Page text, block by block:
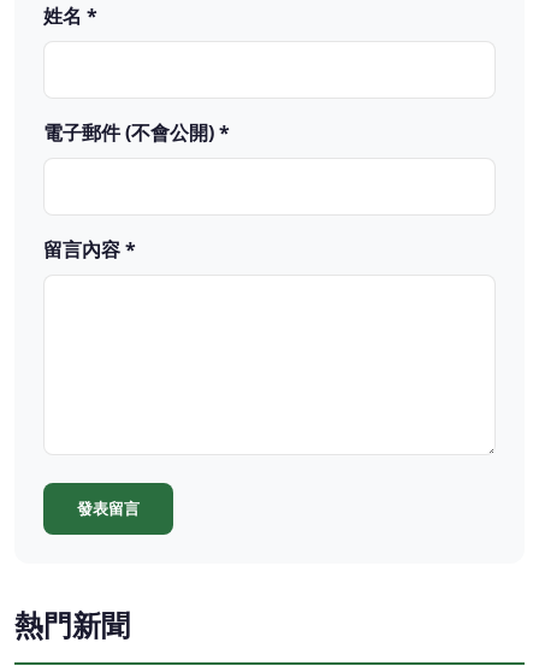
姓名 *
電子郵件 (不會公開) *
留言內容 *
發表留言
熱門新聞